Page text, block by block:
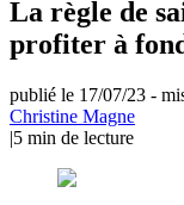
La règle de
profiter à
publié le 17/07/23 -
Christine Magne
|5 min de lecture